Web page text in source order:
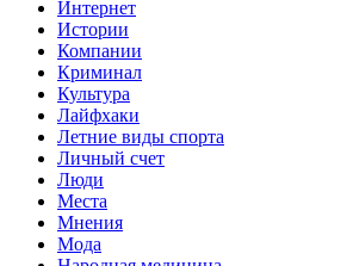
Интернет
Истории
Компании
Криминал
Культура
Лайфхаки
Летние виды спорта
Личный счет
Люди
Места
Мнения
Мода